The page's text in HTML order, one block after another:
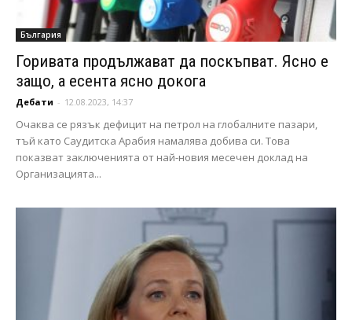
България
Горивата продължават да поскъпват. Ясно е
защо, а есента ясно докога
Дебати - 12.08.2023, 14:37
Очаква се рязък дефицит на петрол на глобалните пазари,
тъй като Саудитска Арабия намалява добива си. Това
показват заключенията от най-новия месечен доклад на
Организацията...